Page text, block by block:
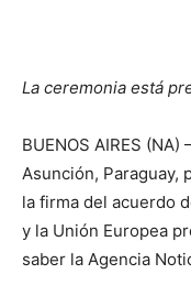
La ceremonia está
BUENOS AIRES
Asunción, Paraguay,
la firma del acuerdo
y la Unión Europea
saber la Agencia